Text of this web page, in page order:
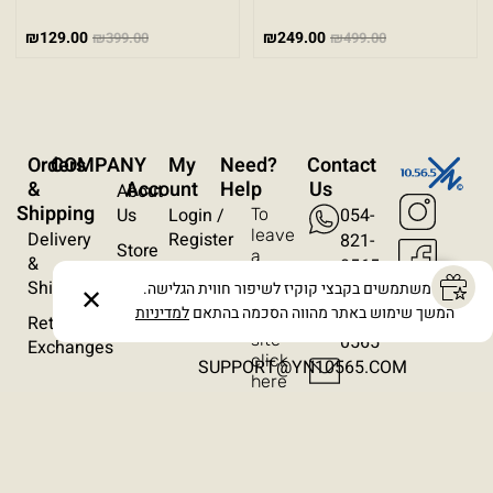
₪499.00
₪249.00
₪399.00
₪129.00
?Need
Help
To
leave
a
message
on
the
site
click
here
Contact
Us
054-
821-
0565
054-
821-
0565​
SUPPORT@YN10565.COM
Orders
&
Shipping
Delivery
&
Shipping
Returns /
Exchanges
My
Account
Login /
Register
Wishlist
Orders
COMPANY
About
Us
Store
Locations
Contact
אנו משתמשים בקבצי קוקיז לשיפור חווית הגלישה.
המשך שימוש באתר מהווה הסכמה בהתאםלמדיניות ✕
סרגל קריאה
הסתרת תמונות